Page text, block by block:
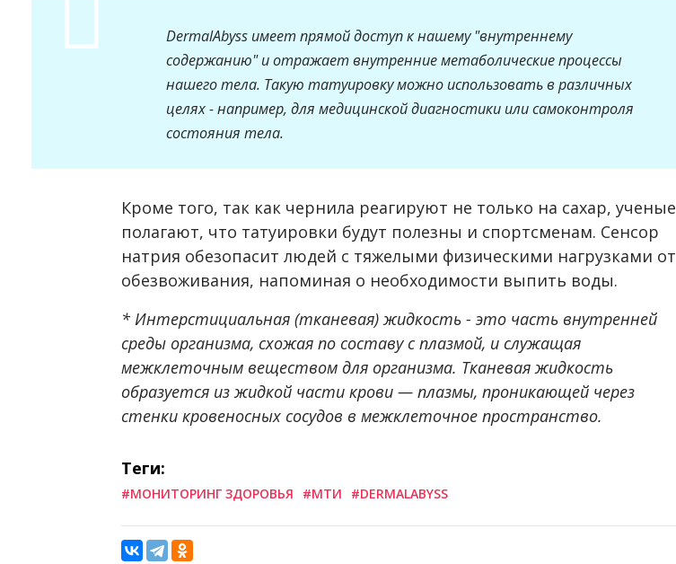
DermalAbyss имеет прямой доступ к нашему "внутреннему
содержанию" и отражает внутренние метаболические процессы
нашего тела. Такую татуировку можно использовать в различных
целях - например, для медицинской диагностики или самоконтроля
состояния тела.
Кроме того, так как чернила реагируют не только на сахар, ученые
полагают, что татуировки будут полезны и спортсменам. Сенсор
натрия обезопасит людей с тяжелыми физическими нагрузками от
обезвоживания, напоминая о необходимости выпить воды.
* Интерстициальная (тканевая) жидкость - это часть внутренней
среды организма, схожая по составу с плазмой, и служащая
межклеточным веществом для организма. Тканевая жидкость
образуется из жидкой части крови — плазмы, проникающей через
стенки кровеносных сосудов в межклеточное пространство.
Теги:
#МОНИТОРИНГ ЗДОРОВЬЯ #МТИ #DERMALABYSS